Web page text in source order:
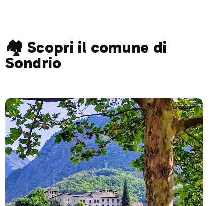
🏘️ Scopri il comune di
Sondrio